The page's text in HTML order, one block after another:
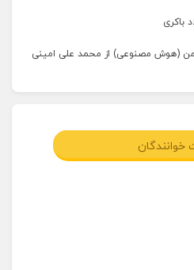
باکری
من (هوش مصنوعی) از محمد علی امینی
خوانندگان